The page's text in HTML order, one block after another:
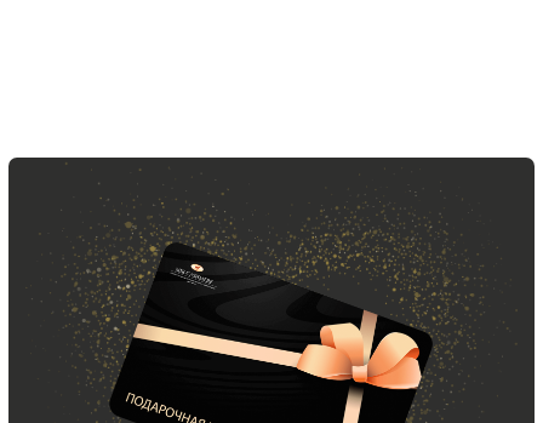
ООО «МИР КАШЕМИРА» © 2023